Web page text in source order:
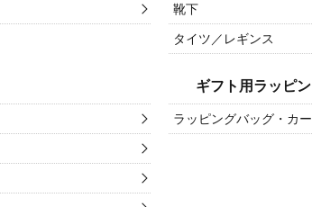
靴下
タイツ／レギンス
ギフト用ラッピ
ラッピングバッグ・カ